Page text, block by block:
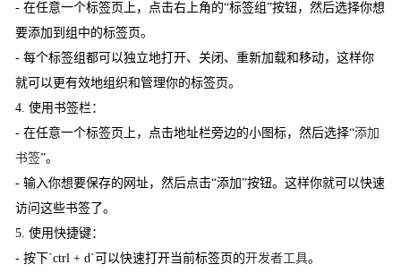
- 在任意一个标签页上，点击右上角的“标签组”按钮，然后选择你想
要添加到组中的标签页。
- 每个标签组都可以独立地打开、关闭、重新加载和移动，这样你
就可以更有效地组织和管理你的标签页。
4. 使用书签栏：
- 在任意一个标签页上，点击地址栏旁边的小图标，然后选择“添加
书签”。
- 输入你想要保存的网址，然后点击“添加”按钮。这样你就可以快速
访问这些书签了。
5. 使用快捷键：
- 按下`ctrl + d`可以快速打开当前标签页的开发者工具。